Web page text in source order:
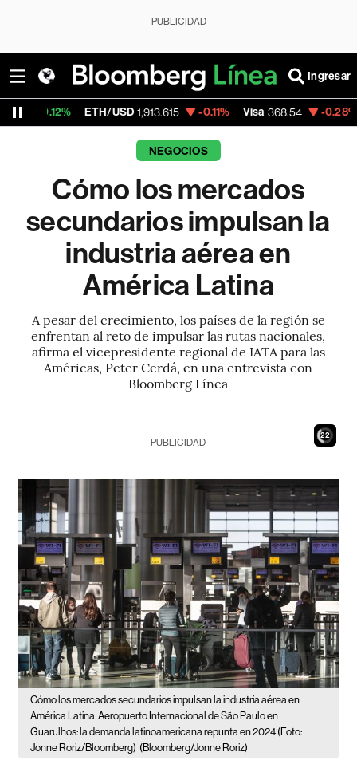
PUBLICIDAD
Ingresar
ETH/USD 1,913.615 -0.11% Visa 368.54 -0.28%
NEGOCIOS
Cómo los mercados
secundarios impulsan la
industria aérea en
América Latina
A pesar del crecimiento, los países de la región se
enfrentan al reto de impulsar las rutas nacionales,
afirma el vicepresidente regional de IATA para las
Américas, Peter Cerdá, en una entrevista con
Bloomberg Línea
21
PUBLICIDAD
Cómo los mercados secundarios impulsan la industria aérea en
América Latina Aeropuerto Internacional de São Paulo en
Guarulhos: la demanda latinoamericana repunta en 2024 (Foto:
Jonne Roriz/Bloomberg) (Bloomberg/Jonne Roriz)